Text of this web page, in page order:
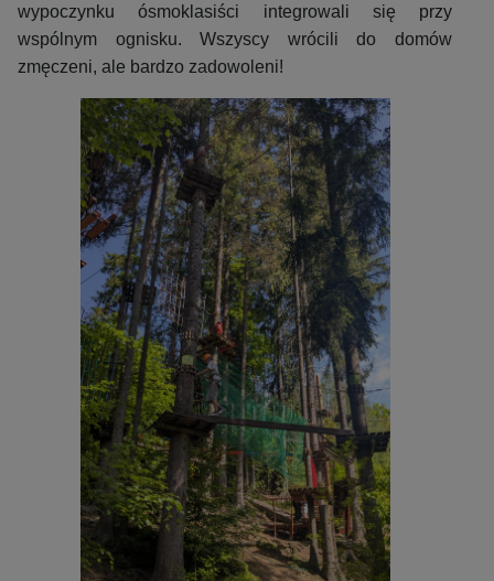
wypoczynku ósmoklasiści integrowali się przy
wspólnym ognisku. Wszyscy wrócili do domów
zmęczeni, ale bardzo zadowoleni!